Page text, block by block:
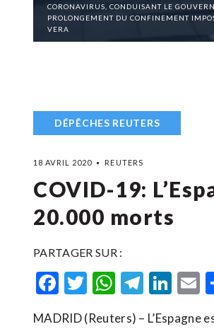
CORONAVIRUS, CONDUISANT LE
PROLONGEMENT DU CONFINEMENT
VERA
DÉPÊCHES REUTERS
18 AVRIL 2020 REUTERS
COVID-19:
20.000 morts
PARTAGER SUR :
Facebook
Twitter
MADRID (Reuters) –